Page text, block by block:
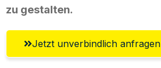
zu gestalten.
Jetzt unverbindlich anfragen